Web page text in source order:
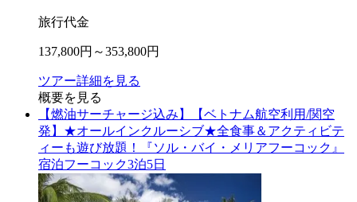
旅行代金
137,800円～353,800円
ツアー詳細を見る
概要を見る
【燃油サーチャージ込み】【ベトナム航空利用/関空
発】★オールインクルーシブ★全食事＆アクティビテ
ィーも遊び放題！『ソル・バイ・メリアフーコック』
宿泊フーコック3泊5日